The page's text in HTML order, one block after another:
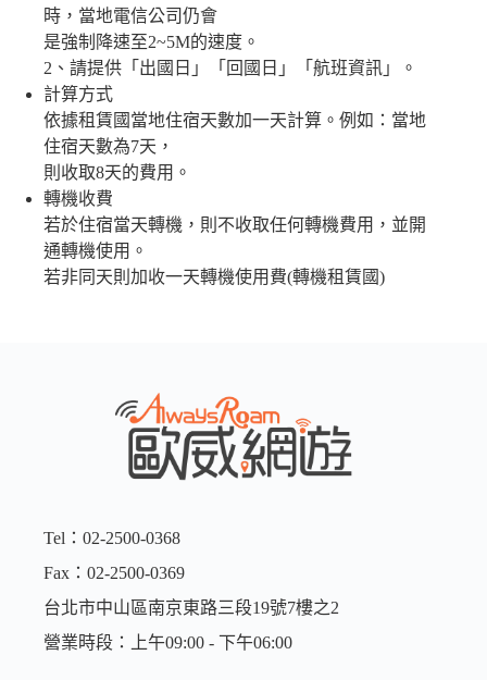
時，當地電信公司仍會
是強制降速至2~5M的速度。
2、請提供「出國日」「回國日」「航班資訊」。
計算方式
依據租賃國當地住宿天數加一天計算。例如：當地
住宿天數為7天，
則收取8天的費用。
轉機收費
若於住宿當天轉機，則不收取任何轉機費用，並開
通轉機使用。
若非同天則加收一天轉機使用費(轉機租賃國)
Tel：02-2500-0368
Fax：02-2500-0369
台北市中山區南京東路三段19號7樓之2
營業時段：上午09:00 - 下午06:00